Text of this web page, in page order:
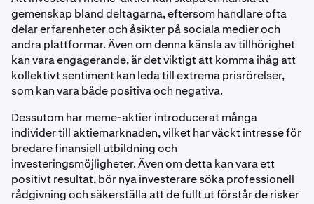
gemenskap bland deltagarna, eftersom handlare ofta
delar erfarenheter och åsikter på sociala medier och
andra plattformar. Även om denna känsla av tillhörighet
kan vara engagerande, är det viktigt att komma ihåg att
kollektivt sentiment kan leda till extrema prisrörelser,
som kan vara både positiva och negativa.
Dessutom har meme-aktier introducerat många
individer till aktiemarknaden, vilket har väckt intresse för
bredare finansiell utbildning och
investeringsmöjligheter. Även om detta kan vara ett
positivt resultat, bör nya investerare söka professionell
rådgivning och säkerställa att de fullt ut förstår de risker